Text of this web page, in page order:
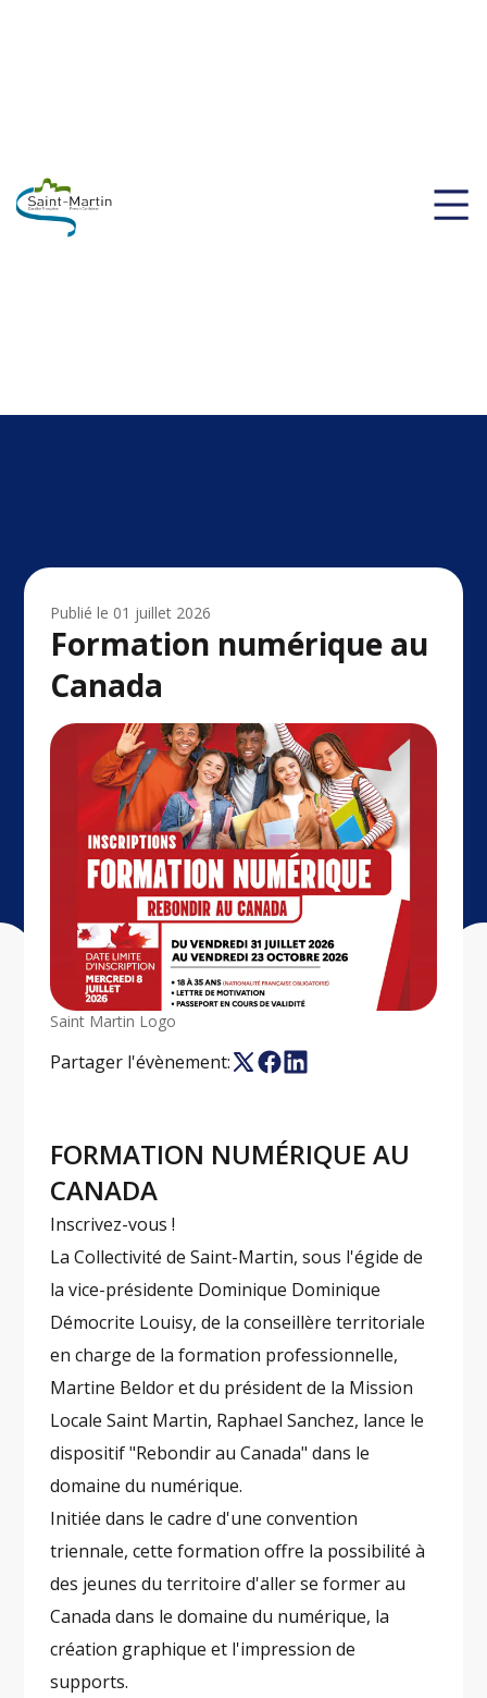
Publié le 01 juillet 2026
Formation numérique au
Canada
Saint Martin Logo
Partager l'évènement:
FORMATION NUMÉRIQUE AU
CANADA
Inscrivez-vous !
La Collectivité de Saint-Martin, sous l'égide de
la vice-présidente Dominique Dominique
Démocrite Louisy, de la conseillère territoriale
en charge de la formation professionnelle,
Martine Beldor et du président de la Mission
Locale Saint Martin, Raphael Sanchez, lance le
dispositif "Rebondir au Canada" dans le
domaine du numérique.
Initiée dans le cadre d'une convention
triennale, cette formation offre la possibilité à
des jeunes du territoire d'aller se former au
Canada dans le domaine du numérique, la
création graphique et l'impression de
supports.